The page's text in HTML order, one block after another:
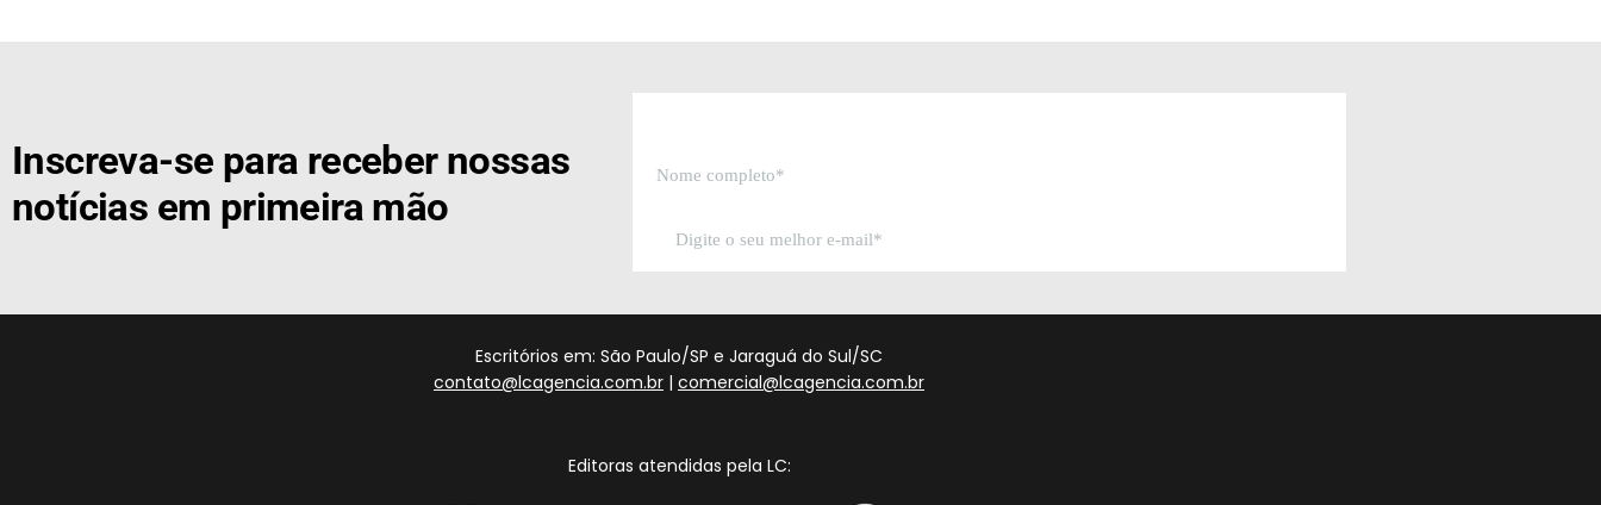
Inscreva-se para receber nossas
notícias em primeira mão
Escritórios em: São Paulo/SP e Jaraguá do Sul/SC
contato@lcagencia.com.br | comercial@lcagencia.com.br
Editoras atendidas pela LC: